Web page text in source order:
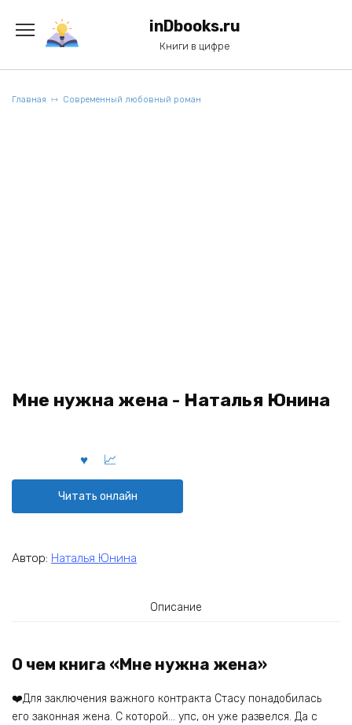
содержанию
inDbooks.ru
Книги в цифре
Главная Современный любовный роман
Мне нужна жена - Наталья Юнина
Читать онлайн
Автор: Наталья Юнина
Описание
О чем книга «Мне нужна жена»
❤️Для заключения важного контракта Стасу понадобилась
его законная жена. С которой… упс, он уже развелся. Да с